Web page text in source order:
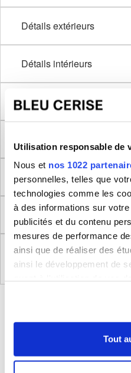
Utilisation responsable de
Nous et nos 1022
personnelles, telles que
technologies comme les
à des informations sur
publicités et du contenu
mesures de performance
ainsi que de réaliser des
ainsi le développement de
tout moment en consultant
cookies ou en cliquant sur
Tout
Détails extérieurs
Détails intérieurs
Description
Dimensions produit
Retour
Règlement (UE) 2023/
Générale des Produits
BLEUCERISE VOUS